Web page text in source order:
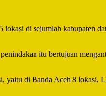
di sejumlah kabupaten
itu bertujuan
di Banda Aceh 8